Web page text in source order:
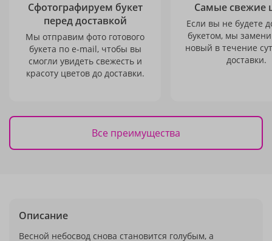
Сфотографируем букет
перед доставкой
Мы отправим фото готового
букета по e-mail, чтобы вы
смогли увидеть свежесть и
красоту цветов до доставки.
Самые свежие
Если вы не будете
букетом, мы
новый в течение
доставки.
Все преимущества
Описание
Весной небосвод снова становится голубым, а